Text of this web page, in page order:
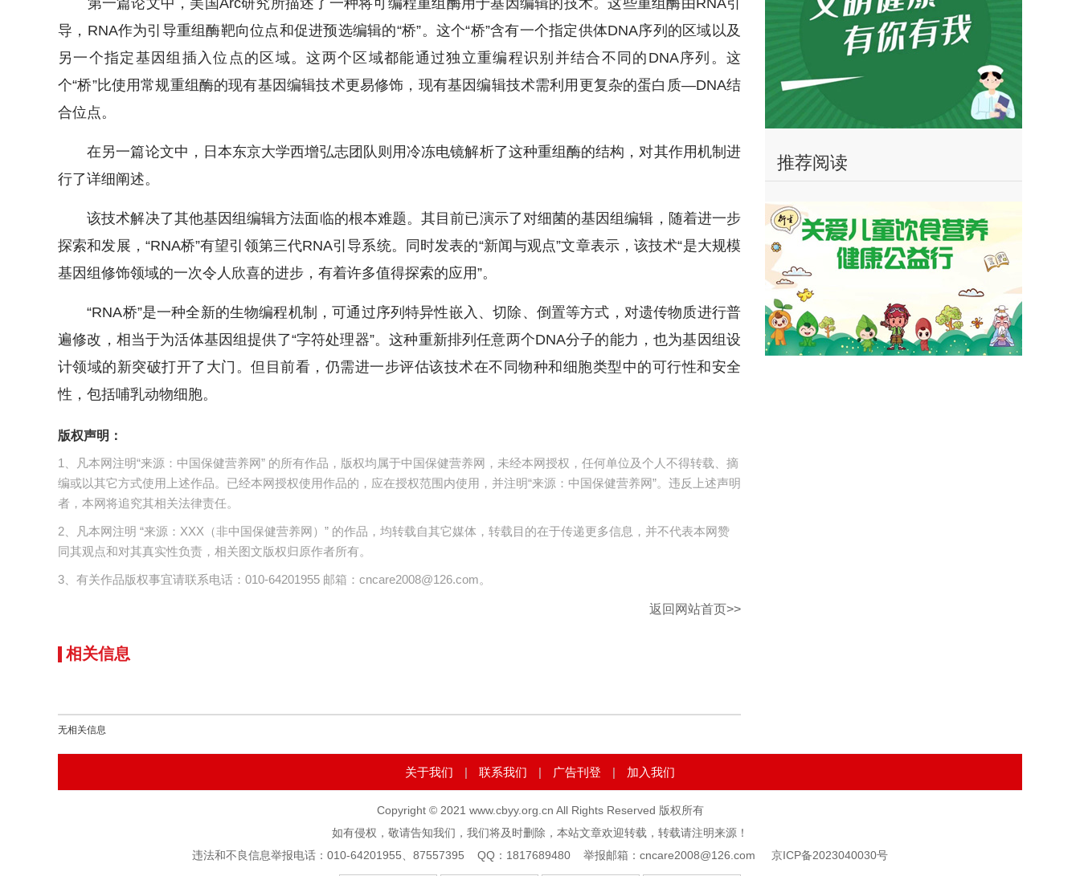
第一篇论文中，美国Arc研究所描述了一种将可编程重组酶用于基因编辑的技术。这些重组酶由RNA引
导，RNA作为引导重组酶靶向位点和促进预选编辑的“桥”。这个“桥”含有一个指定供体DNA序列的区域以及
另一个指定基因组插入位点的区域。这两个区域都能通过独立重编程识别并结合不同的DNA序列。这
个“桥”比使用常规重组酶的现有基因编辑技术更易修饰，现有基因编辑技术需利用更复杂的蛋白质—DNA结
合位点。
在另一篇论文中，日本东京大学西增弘志团队则用冷冻电镜解析了这种重组酶的结构，对其作用机制进
行了详细阐述。
该技术解决了其他基因组编辑方法面临的根本难题。其目前已演示了对细菌的基因组编辑，随着进一步
探索和发展，“RNA桥”有望引领第三代RNA引导系统。同时发表的“新闻与观点”文章表示，该技术“是大规模
基因组修饰领域的一次令人欣喜的进步，有着许多值得探索的应用”。
“RNA桥”是一种全新的生物编程机制，可通过序列特异性嵌入、切除、倒置等方式，对遗传物质进行普
遍修改，相当于为活体基因组提供了“字符处理器”。这种重新排列任意两个DNA分子的能力，也为基因组设
计领域的新突破打开了大门。但目前看，仍需进一步评估该技术在不同物种和细胞类型中的可行性和安全
性，包括哺乳动物细胞。
版权声明：
1、凡本网注明“来源：中国保健营养网” 的所有作品，版权均属于中国保健营养网，未经本网授权，任何单位及个人不得转载、摘
编或以其它方式使用上述作品。已经本网授权使用作品的，应在授权范围内使用，并注明“来源：中国保健营养网”。违反上述声明
者，本网将追究其相关法律责任。
2、凡本网注明 “来源：XXX（非中国保健营养网）” 的作品，均转载自其它媒体，转载目的在于传递更多信息，并不代表本网赞
同其观点和对其真实性负责，相关图文版权归原作者所有。
3、有关作品版权事宜请联系电话：010-64201955 邮箱：cncare2008@126.com。
返回网站首页>>
相关信息
无相关信息
推荐阅读
关于我们 | 联系我们 | 广告刊登 | 加入我们
Copyright © 2021 www.cbyy.org.cn All Rights Reserved 版权所有
如有侵权，敬请告知我们，我们将及时删除，本站文章欢迎转载，转载请注明来源！
违法和不良信息举报电话：010-64201955、87557395 QQ：1817689480 举报邮箱：cncare2008@126.com 京ICP备2023040030号